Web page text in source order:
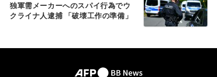
独軍需メーカーへのスパイ行為でウ
クライナ人逮捕 「破壊工作の準備」